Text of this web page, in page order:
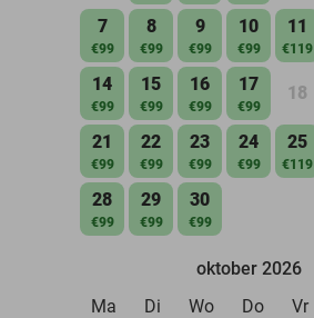
7
€99
8
€99
9
€99
10
€99
11
€119
14
€99
15
€99
16
€99
17
€99
18
21
€99
22
€99
23
€99
24
€99
25
€119
28
€99
29
€99
30
€99
oktober 2026
Ma
Di Wo Do Vr